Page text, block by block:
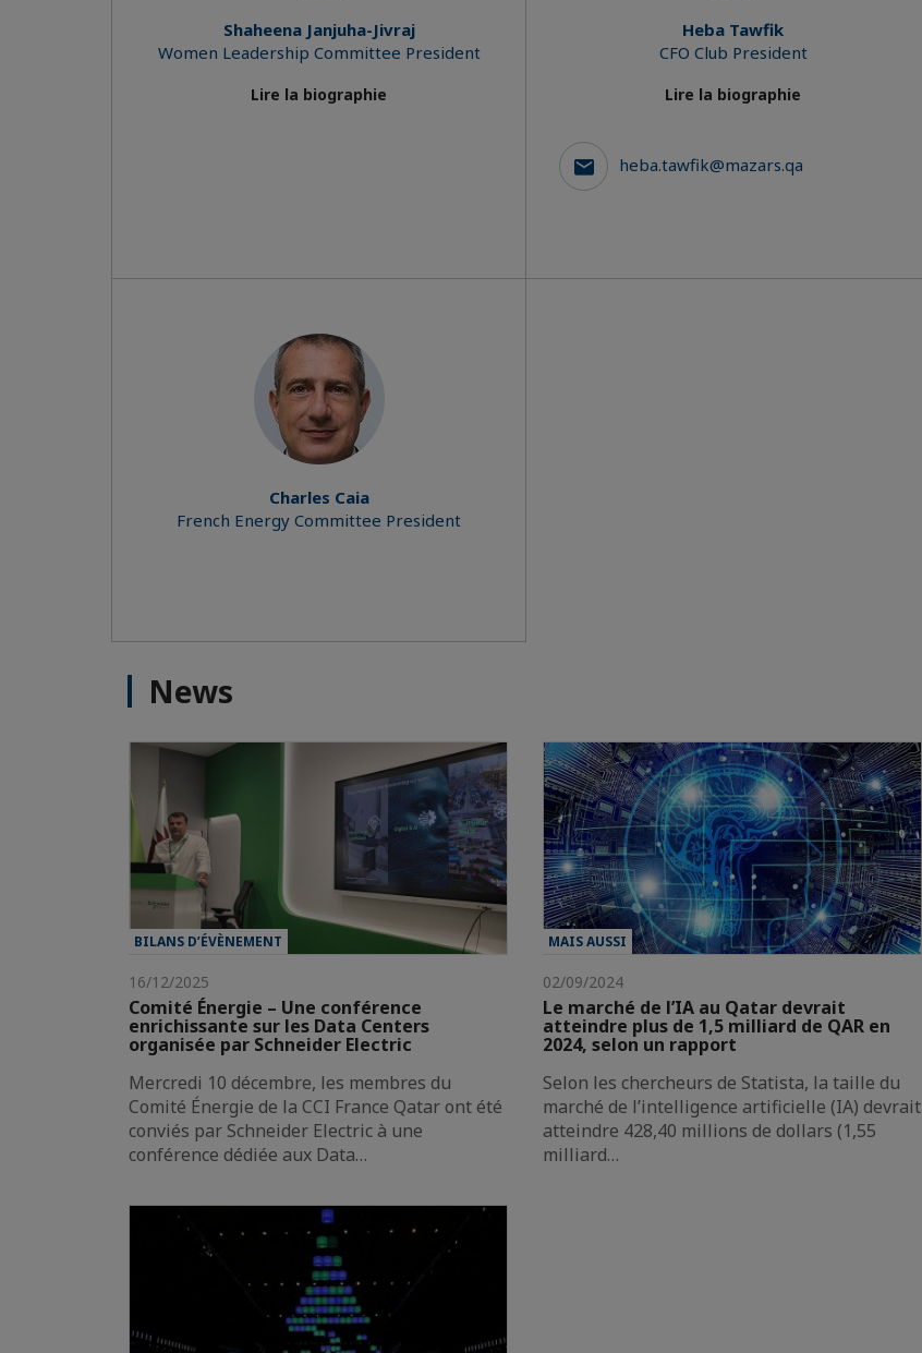
Shaheena Janjuha-Jivraj
Women Leadership Committee President
Lire la biographie
Heba Tawfik
CFO Club President
Lire la biographie
heba.tawfik@mazars.qa
Charles Caia
French Energy Committee President
News
BILANS D’ÉVÈNEMENT
16/12/2025
Comité Énergie – Une conférence
enrichissante sur les Data Centers
organisée par Schneider Electric
Mercredi 10 décembre, les membres du
Comité Énergie de la CCI France Qatar ont été
conviés par Schneider Electric à une
conférence dédiée aux Data…
MAIS AUSSI
02/09/2024
Le marché de l’IA au Qatar devrait
atteindre plus de 1,5 milliard de QAR en
2024, selon un rapport
Selon les chercheurs de Statista, la taille du
marché de l’intelligence artificielle (IA) devrait
atteindre 428,40 millions de dollars (1,55
milliard…